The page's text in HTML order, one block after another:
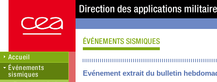
Evénement extrait du bulletin